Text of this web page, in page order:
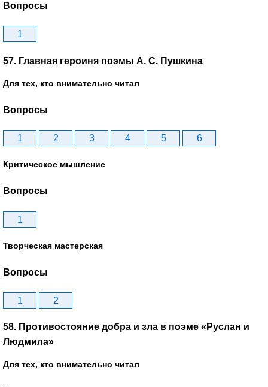
Вопросы
1
57. Главная героиня поэмы А. С. Пушкина
Для тех, кто внимательно читал
Вопросы
1 2 3 4 5 6
Критическое мышление
Вопросы
1
Творческая мастерская
Вопросы
1 2
58. Противостояние добра и зла в поэме «Руслан и
Людмила»
Для тех, кто внимательно читал